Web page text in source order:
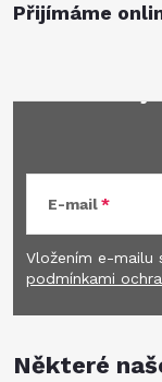
Přijímáme
E-mail
Vložením e-mailu
podmínkami
Některé